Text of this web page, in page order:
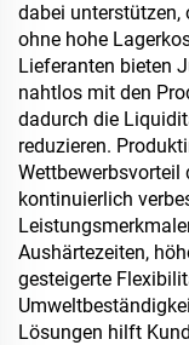
dabei unterstützen,
ohne hohe
Lieferanten bieten
nahtlos mit den
dadurch die
reduzieren.
Wettbewerbsvorteil
kontinuierlich
Aushärtezeiten,
gesteigerte
Lösungen hilft